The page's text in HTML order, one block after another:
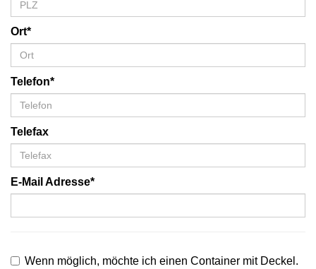
Ort*
Telefon*
Telefax
E-Mail Adresse*
Wenn möglich, möchte ich einen Container mit Deckel.